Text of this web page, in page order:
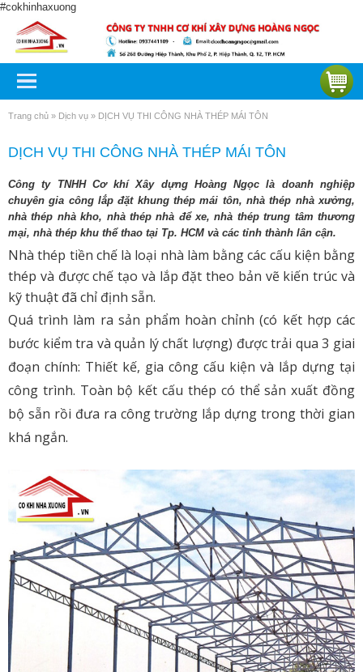
#cokhinhaxuong
Trang chủ » Dịch vụ » DỊCH VỤ THI CÔNG NHÀ THÉP MÁI TÔN
DỊCH VỤ THI CÔNG NHÀ THÉP MÁI TÔN
Công ty TNHH Cơ khí Xây dựng Hoàng Ngọc là doanh nghiệp
chuyên gia công lắp đặt khung thép mái tôn, nhà thép nhà xưởng,
nhà thép nhà kho, nhà thép nhà để xe, nhà thép trung tâm thương
mại, nhà thép khu thể thao tại Tp. HCM và các tỉnh thành lân cận.
Nhà thép tiền chế là loại nhà làm bằng các cấu kiện bằng
thép và được chế tạo và lắp đặt theo bản vẽ kiến trúc và
kỹ thuật đã chỉ định sẵn.
Quá trình làm ra sản phẩm hoàn chỉnh (có kết hợp các
bước kiểm tra và quản lý chất lượng) được trải qua 3 giai
đoạn chính: Thiết kế, gia công cấu kiện và lắp dựng tại
công trình. Toàn bộ kết cấu thép có thể sản xuất đồng
bộ sẵn rồi đưa ra công trường lắp dựng trong thời gian
khá ngắn.